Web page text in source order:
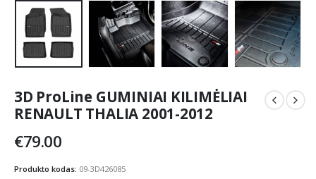
3D ProLine GUMINIAI KILIMĖLIAI
RENAULT THALIA 2001-2012
€79.00
Produkto kodas: 09-3D426085